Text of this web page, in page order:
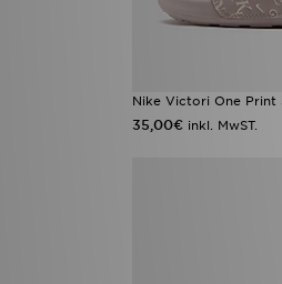
Nike Victori One Print
35,00€ inkl. MwST.